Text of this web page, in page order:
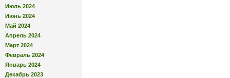
Июль 2024
Июнь 2024
Май 2024
Апрель 2024
Март 2024
Февраль 2024
Январь 2024
Декабрь 2023